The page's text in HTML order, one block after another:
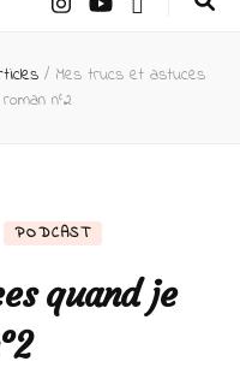
–
/ Mes trucs et astuces
n°2
PODCAST
quand je